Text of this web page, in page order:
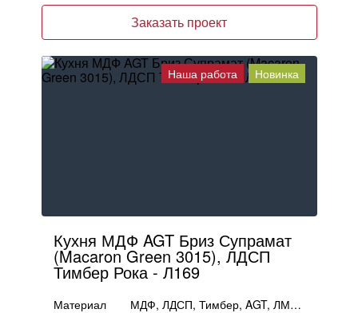
Заказать проект
Наша работа Новинка
Кухня МДФ AGT Бриз Супрамат
(Macaron Green 3015), ЛДСП
Тимбер Рока - Л169
Материал
МДФ, ЛДСП, Тимбер, AGT, ЛМДФ